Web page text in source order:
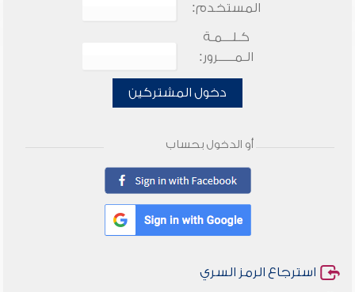
المستخدم:
كـلـــمـة
الـمـــــرور:
دخول المشتركين
أو الدخول بحساب
استرجاع الرمز السري